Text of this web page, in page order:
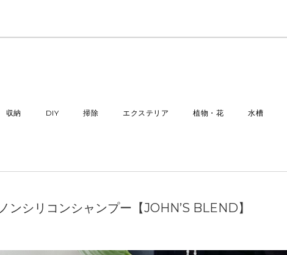
収納 DIY 掃除 エクステリア 植物・花 水槽
シリコンシャンプー【JOHN’S BLEND】